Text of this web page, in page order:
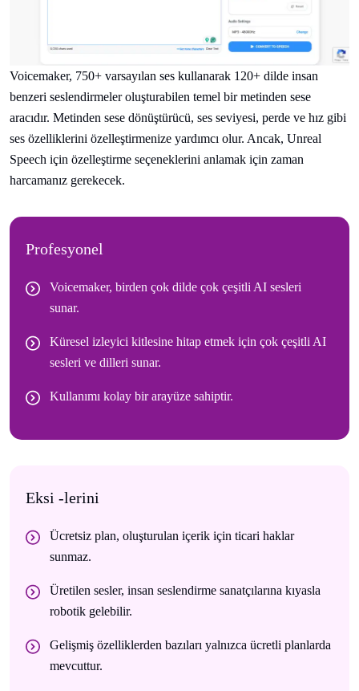
Voicemaker, 750+ varsayılan ses kullanarak 120+ dilde insan
benzeri seslendirmeler oluşturabilen temel bir metinden sese
aracıdır. Metinden sese dönüştürücü, ses seviyesi, perde ve hız gibi
ses özelliklerini özelleştirmenize yardımcı olur. Ancak, Unreal
Speech için özelleştirme seçeneklerini anlamak için zaman
harcamanız gerekecek.
Profesyonel
Voicemaker, birden çok dilde çok çeşitli AI sesleri
sunar.
Küresel izleyici kitlesine hitap etmek için çok çeşitli AI
sesleri ve dilleri sunar.
Kullanımı kolay bir arayüze sahiptir.
Eksi -lerini
Ücretsiz plan, oluşturulan içerik için ticari haklar
sunmaz.
Üretilen sesler, insan seslendirme sanatçılarına kıyasla
robotik gelebilir.
Gelişmiş özelliklerden bazıları yalnızca ücretli planlarda
mevcuttur.